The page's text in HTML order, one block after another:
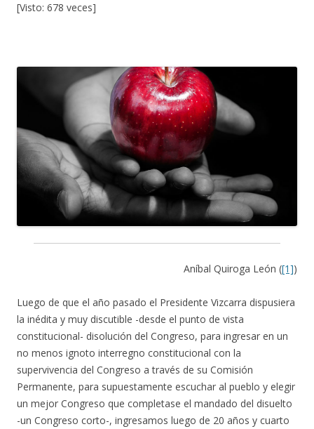
[Visto: 678 veces]
Aníbal Quiroga León ([1])
Luego de que el año pasado el Presidente Vizcarra dispusiera
la inédita y muy discutible -desde el punto de vista
constitucional- disolución del Congreso, para ingresar en un
no menos ignoto interregno constitucional con la
supervivencia del Congreso a través de su Comisión
Permanente, para supuestamente escuchar al pueblo y elegir
un mejor Congreso que completase el mandado del disuelto
-un Congreso corto-, ingresamos luego de 20 años y cuarto